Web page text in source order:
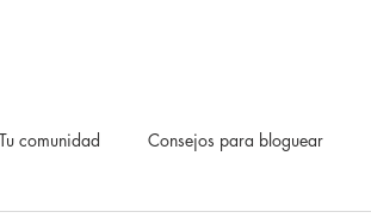
Tu comunidad Consejos para bloguear